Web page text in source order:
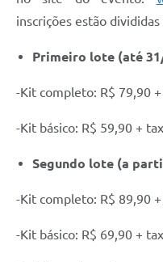
inscrições estão
Primeiro lote (até
-Kit completo: R$ 79,90
-Kit básico: R$ 59,90 +
Segundo lote (a
-Kit completo: R$ 89,90
-Kit básico: R$ 69,90 +